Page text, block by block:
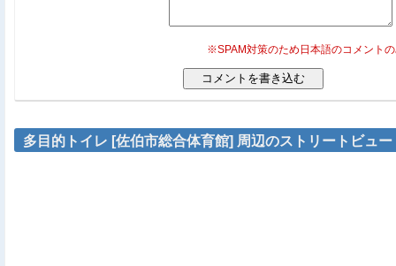
※SPAM対策のため日本語のコメント
多目的トイレ [佐伯市総合体育館] 周辺のストリートビュー